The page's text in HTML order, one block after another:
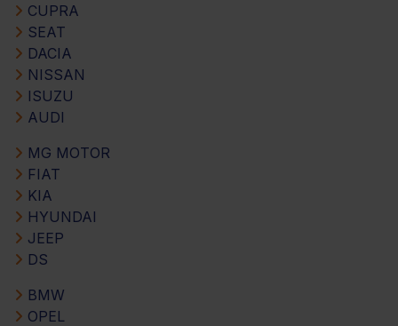
CUPRA
SEAT
DACIA
NISSAN
ISUZU
AUDI
MG MOTOR
FIAT
KIA
HYUNDAI
JEEP
DS
BMW
OPEL